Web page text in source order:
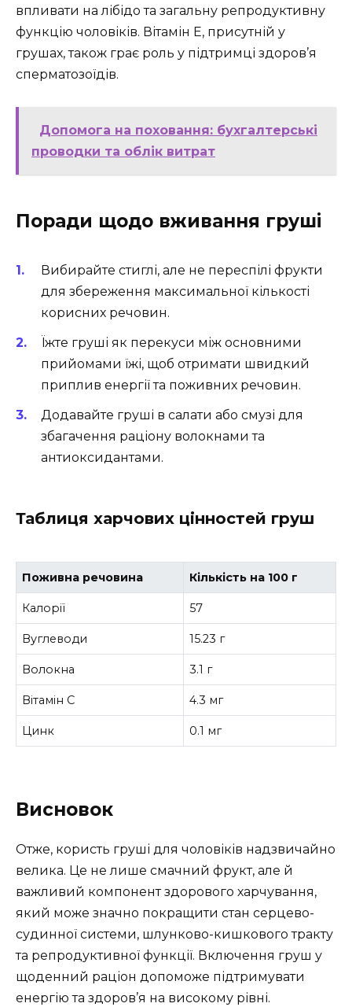
впливати на лібідо та загальну репродуктивну
функцію чоловіків. Вітамін E, присутній у
грушах, також грає роль у підтримці здоров’я
сперматозоїдів.
Допомога на поховання: бухгалтерські
проводки та облік витрат
Поради щодо вживання груші
Вибирайте стиглі, але не переспілі фрукти
для збереження максимальної кількості
корисних речовин.
Їжте груші як перекуси між основними
прийомами їжі, щоб отримати швидкий
приплив енергії та поживних речовин.
Додавайте груші в салати або смузі для
збагачення раціону волокнами та
антиоксидантами.
Таблиця харчових цінностей груш
Поживна речовина Кількість на 100 г
Калорії 57
Вуглеводи 15.23 г
Волокна 3.1 г
Вітамін C 4.3 мг
Цинк 0.1 мг
Висновок
Отже, користь груші для чоловіків надзвичайно
велика. Це не лише смачний фрукт, але й
важливий компонент здорового харчування,
який може значно покращити стан серцево-
судинної системи, шлунково-кишкового тракту
та репродуктивної функції. Включення груш у
щоденний раціон допоможе підтримувати
енергію та здоров’я на високому рівні.